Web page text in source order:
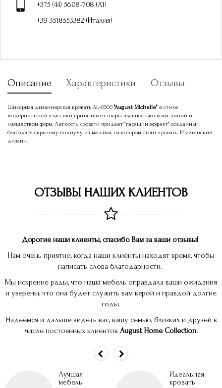
+375 (44) 5608-708 (A1)
+39 3518553382 (Италия)
Описание Характеристики Отзывы
Шикарная дизайнерская кровать AL-0300 "August Michelle" в стиле
модернистской классики притягивает взоры плавностью своих линий и
изяществом форм. Легкость кровати придает "парящий эффект" созданный
благодаря скрытому подиуму из массива, на котором стоит кровать. Итальянский
дизайн.
ОТЗЫВЫ НАШИХ КЛИЕНТОВ
Дорогие наши клиенты, спасибо Вам за ваши отзывы!
Нам очень приятно, когда наши клиенты находят время, чтобы
написать слова благодарности.
Мы искренне рады, что наша мебель оправдала ваши ожидания
и уверены, что она будет служить вам верой и правдой долгие
годы.
Надеемся и дальше видеть вас, вашу семью, близких и друзей в
числе постоянных клиентов August Home Collection.
Лучшая
мебель
Идеальная
кровать